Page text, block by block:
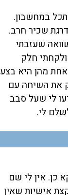
במחשבון.
שכיר חרב.
שעזבתי
ולקחתי חלק
מהן היא בצע
את השיחה עם
לי שעל סבב
לי.
כן. אין לי שם
אישיות שאין